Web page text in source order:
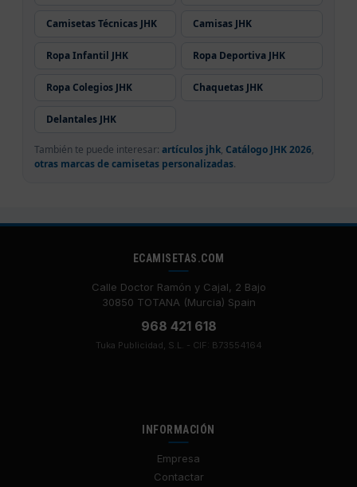
Camisetas Técnicas JHK Camisas JHK
Ropa Infantil JHK Ropa Deportiva JHK
Ropa Colegios JHK Chaquetas JHK
Delantales JHK
También te puede interesar: artículos jhk, Catálogo JHK 2026,
otras marcas de camisetas personalizadas.
ECAMISETAS.COM
Calle Doctor Ramón y Cajal, 2 Bajo
30850 TOTANA (Murcia) Spain
968 421 618
Tuka Publicidad, S.L. - CIF: B73554164
INFORMACIÓN
Empresa
Contactar